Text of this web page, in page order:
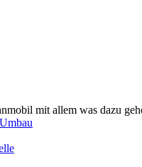
mit allem was dazu
Umbau